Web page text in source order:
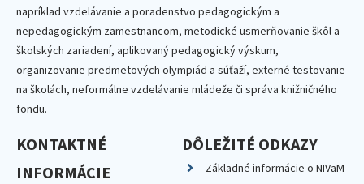
napríklad vzdelávanie a poradenstvo pedagogickým a
nepedagogickým zamestnancom, metodické usmerňovanie škôl a
školských zariadení, aplikovaný pedagogický výskum,
organizovanie predmetových olympiád a súťaží, externé testovanie
na školách, neformálne vzdelávanie mládeže či správa knižničného
fondu.
KONTAKTNÉ
INFORMÁCIE
DÔLEŽITÉ ODKAZY
Základné informácie o NIVaM